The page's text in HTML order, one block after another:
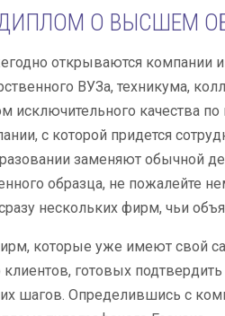
О ВЫСШЕМ
открываются компании
ВУЗа, техникума,
исключительного качества
с которой придется
заменяют обычной
образца, не пожалейте
нескольких фирм, чьи
которые уже имеют свой
клиентов, готовых
шагов. Определившись с